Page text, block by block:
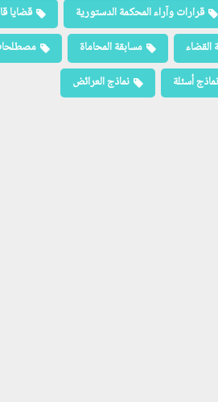
قرارات وآراء المحكمة الدستورية قضايا
القضاء مسابقة المحاماة
نماذج أسئلة نماذج العرائض